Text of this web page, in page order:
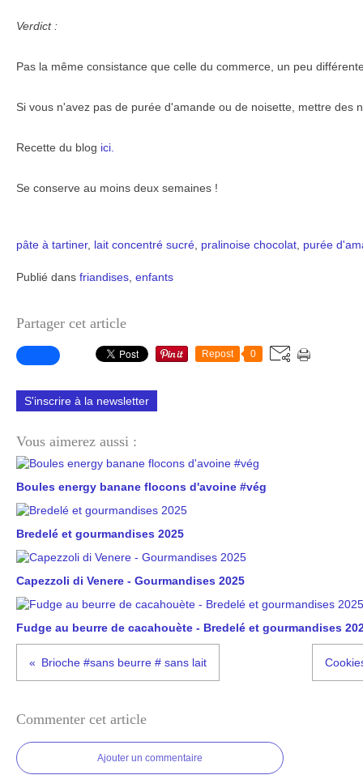
Verdict :
Pas la même consistance que celle du commerce, un peu
Si vous n'avez pas de purée d'amande ou de noisette, mettre des
Recette du blog ici.
Se conserve au moins deux semaines !
pâte à tartiner, lait concentré sucré pralinoise chocolat purée
Publié dans friandises enfants
Partager cet article
Repost 0
S'inscrire à la newsletter
Vous aimerez aussi :
Boules energy banane flocons d'avoine #vég
Bredelé et gourmandises 2025
Capezzoli di Venere - Gourmandises 2025
Fudge au beurre de cacahouète - Bredelé et gourmandises
Brioche #sans beurre # sans lait
Commenter cet article
Ajouter un commentaire